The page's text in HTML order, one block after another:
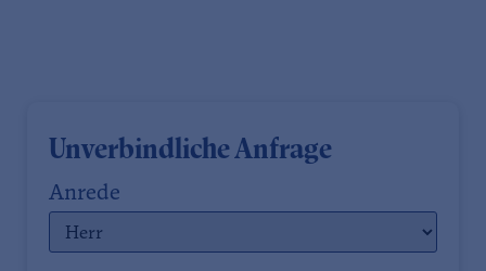
Unverbindliche Anfrage
Anrede